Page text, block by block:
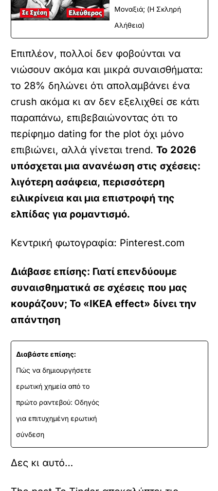
Μοναξιά; (Η Σκληρή
Αλήθεια)
Επιπλέον, πολλοί δεν φοβούνται να
νιώσουν ακόμα και μικρά συναισθήματα:
το 28% δηλώνει ότι απολαμβάνει ένα
crush ακόμα κι αν δεν εξελιχθεί σε κάτι
παραπάνω, επιβεβαιώνοντας ότι το
περίφημο dating for the plot όχι μόνο
επιβιώνει, αλλά γίνεται trend.Το 2026
υπόσχεται μια ανανέωση στις σχέσεις:
λιγότερη ασάφεια, περισσότερη
ειλικρίνεια και μια επιστροφή της
ελπίδας για ρομαντισμό.
Κεντρική φωτογραφία: Pinterest.com
Διάβασε επίσης: Γιατί επενδύουμε
συναισθηματικά σε σχέσεις που μας
κουράζουν; Το «IKEA effect» δίνει την
απάντηση
Διαβάστε επίσης:
Πώς να δημιουργήσετε
ερωτική χημεία από το
πρώτο ραντεβού: Οδηγός
για επιτυχημένη ερωτική
σύνδεση
Δες κι αυτό…